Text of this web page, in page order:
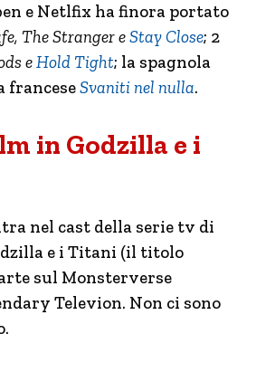
e Netlfix ha finora portato
The Stranger eStay Close; 2
eHold Tight; la spagnola
franceseSvaniti nel nulla.
in Godzilla e i
nel cast della serie tv di
e i Titani (il titolo
sul Monsterverse
Televion. Non ci sono